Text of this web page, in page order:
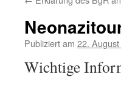
Publiziert am 22.
Wichtige